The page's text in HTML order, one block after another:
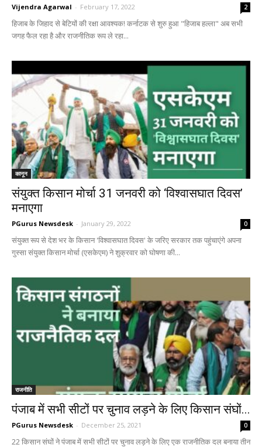
Vijendra Agarwal - February 17, 2022 2
हिजाब के जिहाद से बेटियों की रक्षा आवश्यक! कर्नाटक से शुरु हुआ "हिजाब हल्ला" अब सभी
जगह फैल रहा है और राजनीतिक रूप ले रहा...
कानून
संयुक्त किसान मोर्चा 31 जनवरी को ‘विश्वासघात दिवस’
मनाएगा
PGurus Newsdesk - January 29, 2022 0
संयुक्त रूप से देश भर के किसान 'विश्वासघात दिवस' के जरिए सरकार तक पहुंचाएंगे अपना
गुस्सा संयुक्त किसान मोर्चा (एसकेएम) ने शुक्रवार को घोषणा की...
राजनीति
पंजाब में सभी सीटों पर चुनाव लड़ने के लिए किसान संघों...
PGurus Newsdesk - December 25, 2021 0
22 किसान संघों ने पंजाब में सभी सीटों पर चुनाव लड़ने के लिए एक राजनीतिक दल बनाया तीन